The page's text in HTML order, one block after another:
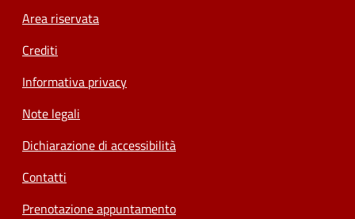
Footer menu
Area riservata
Crediti
Informativa privacy
Note legali
Dichiarazione di accessibilità
Contatti
Prenotazione appuntamento